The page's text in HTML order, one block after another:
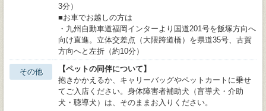
3分）
■お車でお越しの方は
・九州自動車道福岡インターより国道201号を飯塚方向へ
向け直進。立体交差点（大隈跨道橋）を県道35号、古賀
方向へと左折（約10分）
その他
【ペットの同伴について】
抱きかかえるか、キャリーバッグやペットカートに乗せ
てご入店ください。身体障害者補助犬（盲導犬・介助
犬・聴導犬）は、そのままお入りください。